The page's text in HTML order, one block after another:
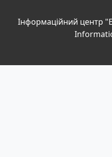
Інформаційний центр